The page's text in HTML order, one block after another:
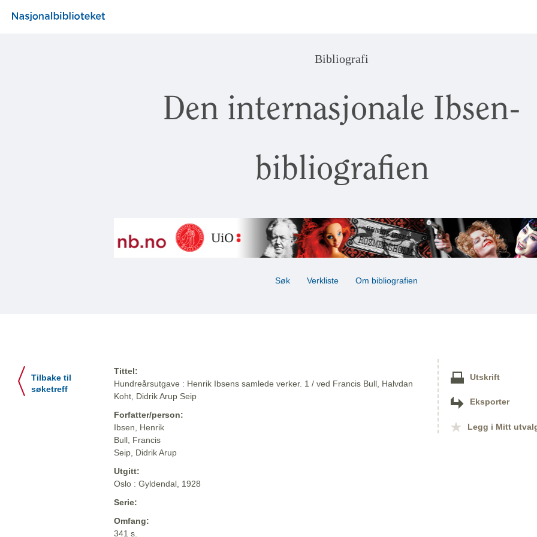
Bibliografi
Den internasjonale Ibsen-
bibliografien
Søk Verkliste Om bibliografien
Tilbake til
søketreff
Tittel:
Hundreårsutgave : Henrik Ibsens samlede verker. 1 / ved Francis Bull, Halvdan
Koht, Didrik Arup Seip
Forfatter/person:
Ibsen, Henrik
Bull, Francis
Seip, Didrik Arup
Utgitt:
Oslo : Gyldendal, 1928
Serie:
Omfang:
341 s.
Utskrift
Eksporter
Legg i Mitt